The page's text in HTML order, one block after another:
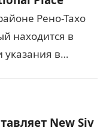
Рено-Тахо
находится в
указания в
New Siv